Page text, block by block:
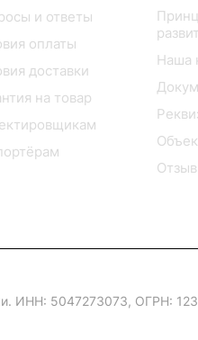
и ответы
оплаты
доставки
на товар
Наша
ИНН: 5047273073, ОГРН: